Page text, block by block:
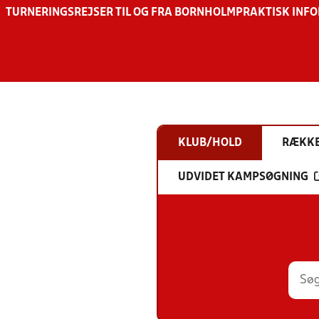
TURNERINGSREJSER TIL OG FRA BORNHOLM PRAKTISK
KLUB/HOLD
UDVIDET KAMPSØGNING